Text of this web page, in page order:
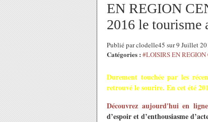
EN REGION
2016 le
Publié par clodelle45 sur 9 Juillet
Catégories : #LOISIRS EN
Durement touchée par les
retrouvé le sourire. En cet été
Découvrez aujourd'hui en
d’espoir et d’enthousiasme